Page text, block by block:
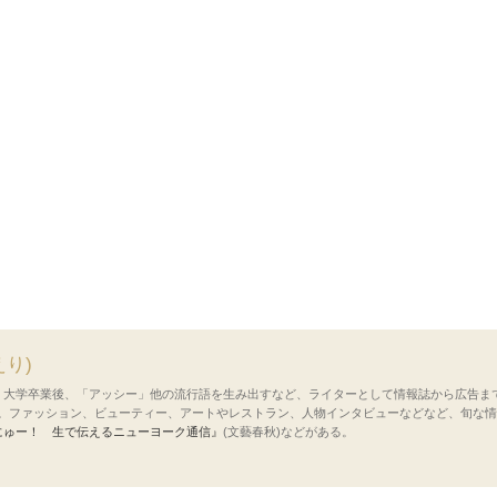
り)
学卒業後、「アッシー」他の流行語を生み出すなど、ライターとして情報誌から広告ま
ファッション、ビューティー、アートやレストラン、人物インタビューなどなど、旬な
ゅー！ 生で伝えるニューヨーク通信』 (文藝春秋)などがある。